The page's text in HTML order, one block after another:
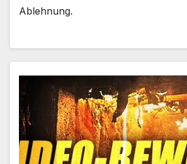
Ablehnung.